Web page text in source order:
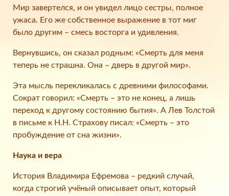
Мир завертелся, и он увидел лицо сестры, полное
ужаса. Его же собственное выражение в тот миг
было другим – смесь восторга и удивления.
Вернувшись, он сказал родным: «Смерть для меня
теперь не страшна. Она – дверь в другой мир».
Эта мысль перекликалась с древними философами.
Сократ говорил: «Смерть – это не конец, а лишь
переход к другому состоянию бытия». А Лев Толстой
в письме к Н.Н. Страхову писал: «Смерть – это
пробуждение от сна жизни».
Наука и вера
История Владимира Ефремова – редкий случай,
когда строгий учёный описывает опыт, который